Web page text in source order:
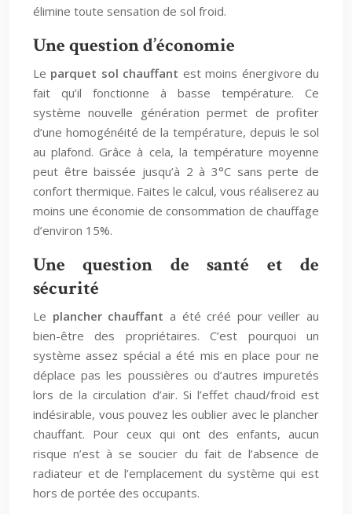
élimine toute sensation de sol froid.
Une question d’économie
Le parquet sol chauffant est moins énergivore du
fait qu’il fonctionne à basse température. Ce
système nouvelle génération permet de profiter
d’une homogénéité de la température, depuis le sol
au plafond. Grâce à cela, la température moyenne
peut être baissée jusqu’à 2 à 3°C sans perte de
confort thermique. Faites le calcul, vous réaliserez au
moins une économie de consommation de chauffage
d’environ 15%.
Une question de santé et de
sécurité
Le plancher chauffant a été créé pour veiller au
bien-être des propriétaires. C’est pourquoi un
système assez spécial a été mis en place pour ne
déplace pas les poussières ou d’autres impuretés
lors de la circulation d’air. Si l’effet chaud/froid est
indésirable, vous pouvez les oublier avec le plancher
chauffant. Pour ceux qui ont des enfants, aucun
risque n’est à se soucier du fait de l’absence de
radiateur et de l’emplacement du système qui est
hors de portée des occupants.